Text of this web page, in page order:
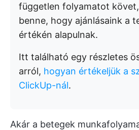
független folyamatot
benne, hogy ajánlásaink a
értékén alapulnak.
Itt található egy részletes
arról, hogyan értékeljük a
ClickUp-nál.
Akár a betegek